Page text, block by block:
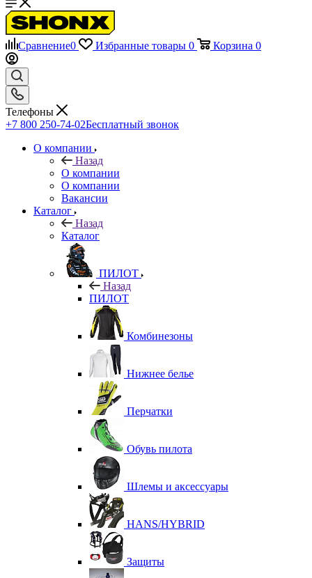
Сравнение0 Избранные товары 0 Корзина 0
Телефоны
+7 800 250-74-02Бесплатный звонок
О компании
Назад
О компании
О компании
Вакансии
Каталог
Назад
Каталог
ПИЛОТ
Назад
ПИЛОТ
Комбинезоны
Нижнее белье
Перчатки
Обувь пилота
Шлемы и аксессуары
HANS/HYBRID
Защиты